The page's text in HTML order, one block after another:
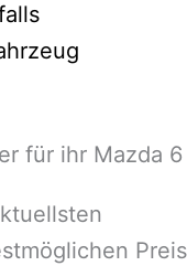
für ihr Mazda 6
Preis